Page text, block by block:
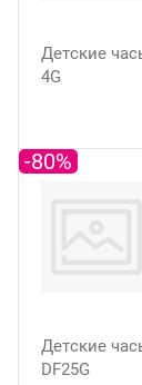
Детские
4G
Детские
DF25G
-80%